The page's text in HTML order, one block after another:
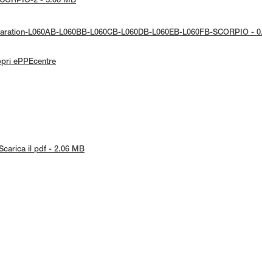
L060AB-L060BB-L060CB-L060DB-L060EB-L060FB-SCORPIO -
ePPEcentre
il pdf - 2.06 MB